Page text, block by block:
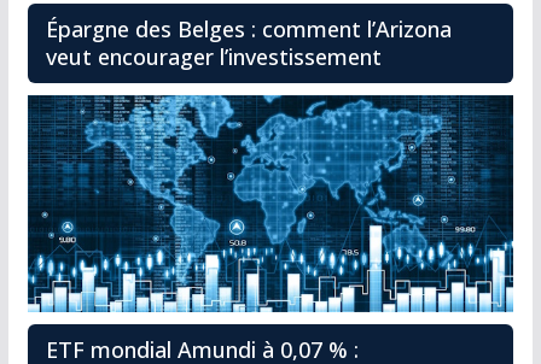
Épargne des Belges : comment l’Arizona
veut encourager l’investissement
ETF mondial Amundi à 0,07 % :